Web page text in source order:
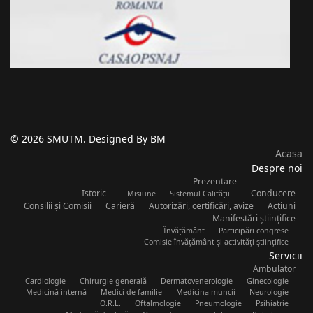
© 2026 SMUTM. Designed By BM
Acasa
Despre noi
Istoric
Prezentare
Misiune Sistemul Calității
Conducere
Consilii și Comisii
Carieră Autorizări, certificări, avize
Acțiuni
Manifestări științifice
Învățământ
Participări congrese
Comisie învățământ și activități științifice
Servicii
Ambulator
Cardiologie Chirurgie generală Dermatovenerologie
Ginecologie
Medicină internă
Medici de familie Medicina muncii
Neurologie
O.R.L.
Oftalmologie Pneumologie
Psihiatrie